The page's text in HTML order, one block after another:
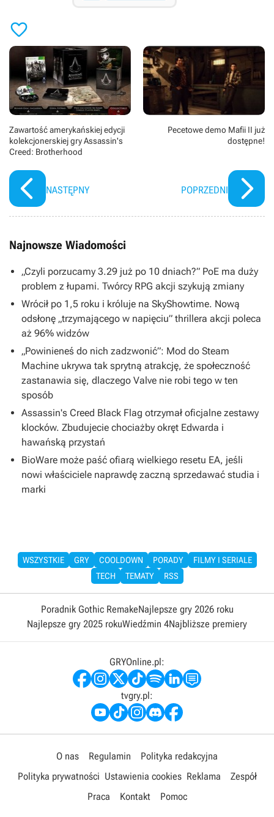

Zawartość amerykańskiej edycji
kolekcjonerskiej gry Assassin's
Creed: Brotherhood
NASTĘPNY
Pecetowe demo Mafii II już
dostępne!
POPRZEDNI
Najnowsze Wiadomości
„Czyli porzucamy 3.29 już po 10 dniach?” PoE ma duży
problem z łupami. Twórcy RPG akcji szykują zmiany
Wrócił po 1,5 roku i króluje na SkyShowtime. Nową
odsłonę „trzymającego w napięciu” thrillera akcji poleca
aż 96% widzów
„Powinieneś do nich zadzwonić”: Mod do Steam
Machine ukrywa tak sprytną atrakcję, że społeczność
zastanawia się, dlaczego Valve nie robi tego w ten
sposób
Assassin's Creed Black Flag otrzymał oficjalne zestawy
klocków. Zbudujecie chociażby okręt Edwarda i
hawańską przystań
BioWare może paść ofiarą wielkiego resetu EA, jeśli
nowi właściciele naprawdę zaczną sprzedawać studia i
marki
WSZYSTKIE GRY COOLDOWN PORADY
FILMY I SERIALE
TECH
TEMATY RSS
Poradnik Gothic RemakeNajlepsze gry 2026 roku
Najlepsze gry 2025 rokuWiedźmin 4Najbliższe premiery
GRYOnline.pl:
tvgry.pl:
O nas Regulamin
Polityka redakcyjna
Polityka prywatności Ustawienia cookies Reklama
Zespół
Praca
Kontakt Pomoc